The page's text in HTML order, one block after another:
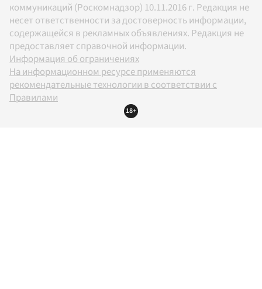
коммуникаций (Роскомнадзор) 10.11.2016 г. Редакция не
несет ответственности за достоверность информации,
содержащейся в рекламных объявлениях. Редакция не
предоставляет справочной информации.
Информация об ограничениях
На информационном ресурсе применяются
рекомендательные технологии в соответствии с
Правилами
18+